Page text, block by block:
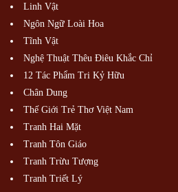
Linh Vật
Ngôn Ngữ Loài Hoa
Tĩnh Vật
Nghệ Thuật Thêu Điêu Khắc Chỉ
12 Tác Phẩm Tri Kỷ Hữu
Chân Dung
Thế Giới Trẻ Thơ Việt Nam
Tranh Hai Mặt
Tranh Tôn Giáo
Tranh Trừu Tượng
Tranh Triết Lý